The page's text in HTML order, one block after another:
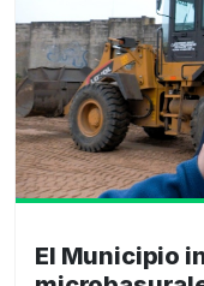
El Municipio